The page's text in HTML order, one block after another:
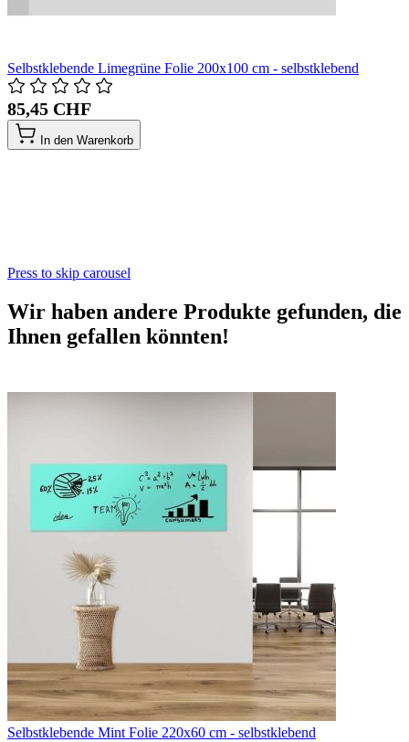
Selbstklebende Limegrüne Folie 200x100 cm - selbstklebend
85,45 CHF
In den Warenkorb
Press to skip carousel
Wir haben andere Produkte gefunden, die
Ihnen gefallen könnten!
Selbstklebende Mint Folie 220x60 cm - selbstklebend